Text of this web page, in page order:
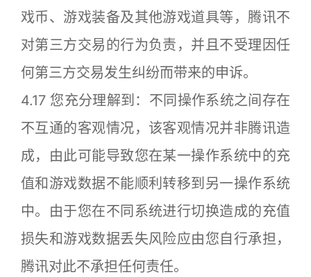
戏币、游戏装备及其他游戏道具等，腾讯不
对第三方交易的行为负责，并且不受理因任
何第三方交易发生纠纷而带来的申诉。
4.17 您充分理解到：不同操作系统之间存在
不互通的客观情况，该客观情况并非腾讯造
成，由此可能导致您在某一操作系统中的充
值和游戏数据不能顺利转移到另一操作系统
中。由于您在不同系统进行切换造成的充值
损失和游戏数据丢失风险应由您自行承担，
腾讯对此不承担任何责任。